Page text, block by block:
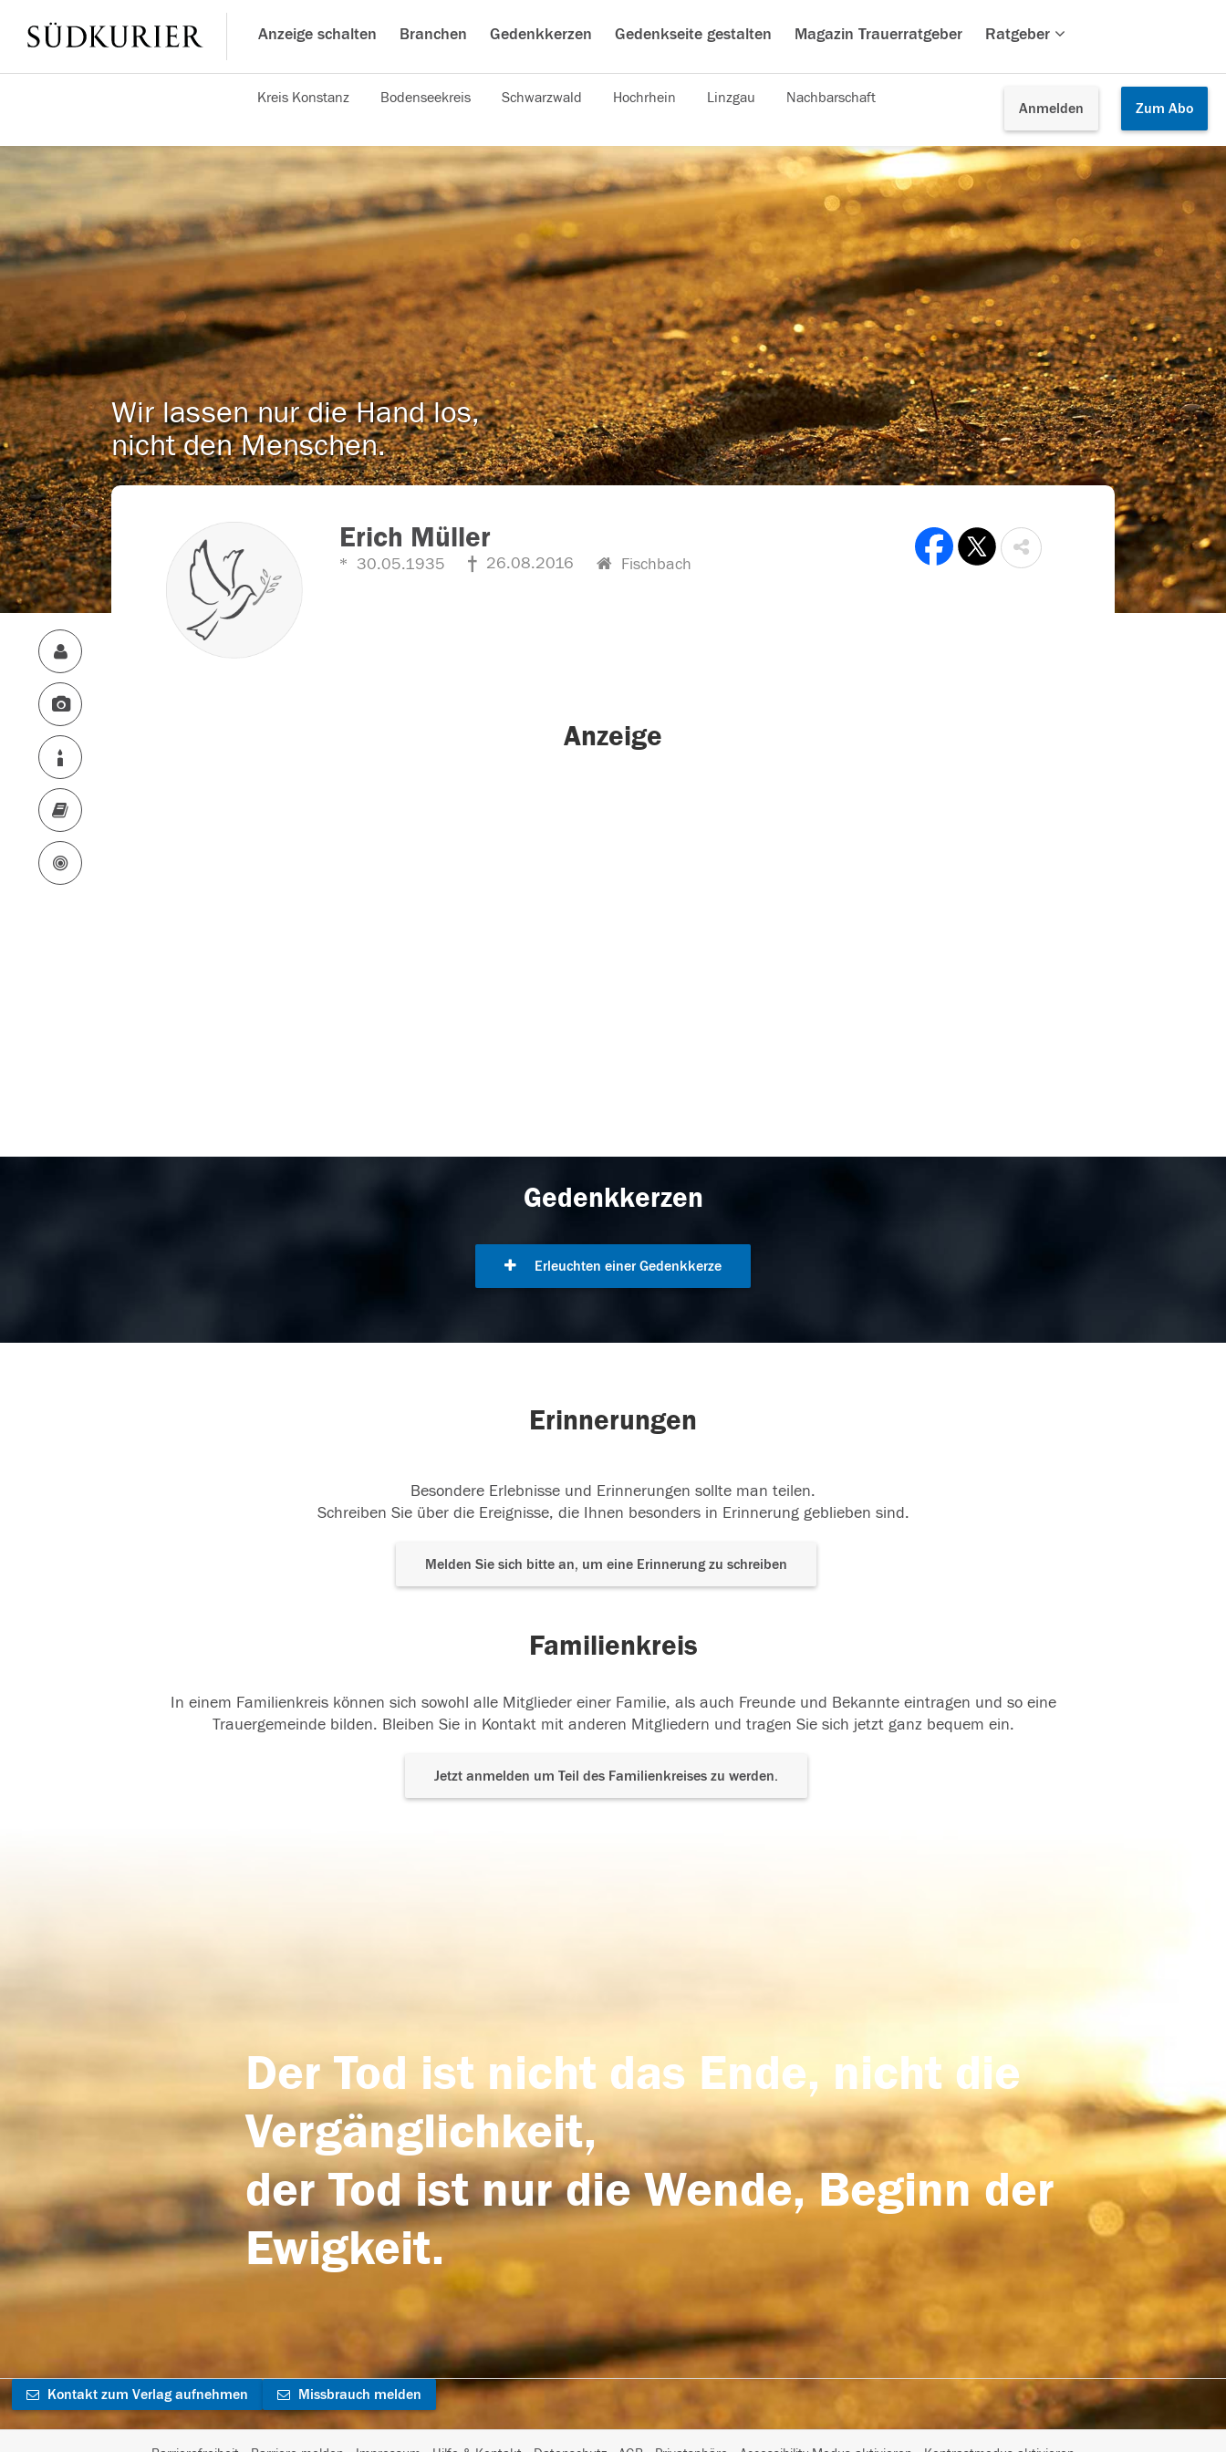
Anzeige schalten Branchen Gedenkkerzen Gedenkseite gestalten Magazin Trauerratgeber Ratgeber
Anmelden Zum Abo
Kreis Konstanz Bodenseekreis Schwarzwald Hochrhein Linzgau Nachbarschaft
Wir lassen nur die Hand los,
nicht den Menschen.
Erich Müller
30.05.1935 26.08.2016 Fischbach
Anzeige
Gedenkkerzen
Erleuchten einer Gedenkkerze
Erinnerungen
Besondere Erlebnisse und Erinnerungen sollte man teilen.
Schreiben Sie über die Ereignisse, die Ihnen besonders in Erinnerung geblieben sind.
Melden Sie sich bitte an, um eine Erinnerung zu schreiben
Familienkreis
In einem Familienkreis können sich sowohl alle Mitglieder einer Familie, als auch Freunde und Bekannte eintragen und so eine
Trauergemeinde bilden. Bleiben Sie in Kontakt mit anderen Mitgliedern und tragen Sie sich jetzt ganz bequem ein.
Jetzt anmelden um Teil des Familienkreises zu werden.
Der Tod ist nicht das Ende, nicht die
Vergänglichkeit,
der Tod ist nur die Wende, Beginn der
Ewigkeit.
Kontakt zum Verlag aufnehmen Missbrauch melden